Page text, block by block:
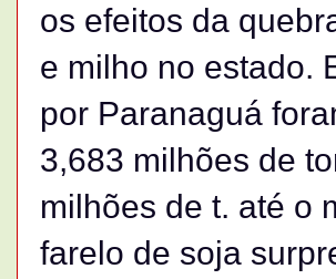
os efeitos da
e milho no estado.
por Paranaguá
3,683 milhões de
milhões de t. até o
farelo de soja